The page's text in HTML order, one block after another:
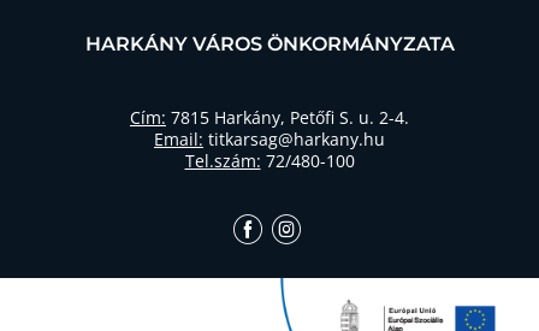
HARKÁNY VÁROS ÖNKORMÁNYZATA
Cím: 7815 Harkány, Petőfi S. u. 2-4.
Email: titkarsag@harkany.hu
Tel.szám: 72/480-100